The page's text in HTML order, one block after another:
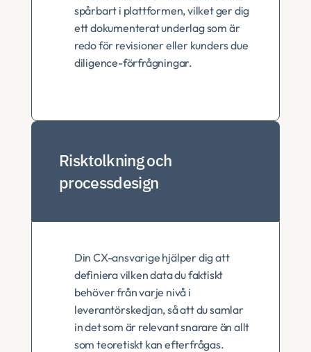
spårbart i plattformen, vilket ger dig
ett dokumenterat underlag som är
redo för revisioner eller kunders due
diligence-förfrågningar.
Risktolkning och
processdesign
Din CX-ansvarige hjälper dig att
definiera vilken data du faktiskt
behöver från varje nivå i
leverantörskedjan, så att du samlar
in det som är relevant snarare än allt
som teoretiskt kan efterfrågas.